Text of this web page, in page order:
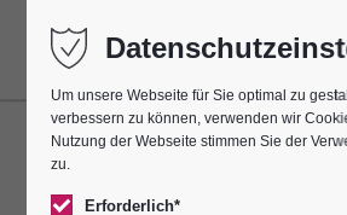
Um unsere Webseite für Sie optimal zu
verbessern zu können, verwenden wir
Nutzung der Webseite stimmen Sie der
zu.
Erforderlich*